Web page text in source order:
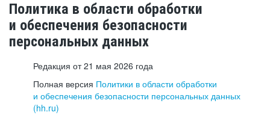
Политика в области обработки
и обеспечения безопасности
персональных данных
Редакция от 21 мая 2026 года
Полная версия Политики в области обработки
и обеспечения безопасности персональных данных
(hh.ru)